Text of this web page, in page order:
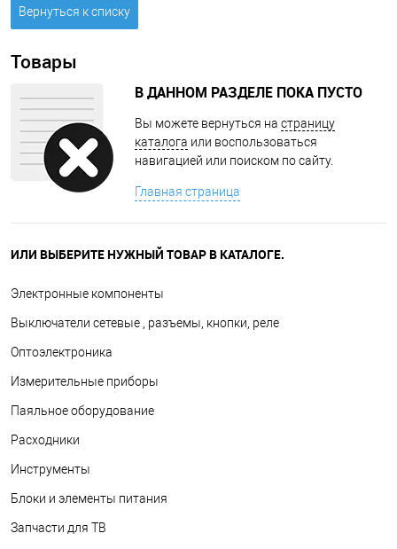
Вернуться к списку
Товары
В ДАННОМ РАЗДЕЛЕ ПОКА ПУСТО
Вы можете вернуться на страницу
каталога или воспользоваться
навигацией или поиском по сайту.
Главная страница
ИЛИ ВЫБЕРИТЕ НУЖНЫЙ ТОВАР В КАТАЛОГЕ.
Электронные компоненты
Выключатели сетевые , разъемы, кнопки, реле
Оптоэлектроника
Измерительные приборы
Паяльное оборудование
Расходники
Инструменты
Блоки и элементы питания
Запчасти для ТВ